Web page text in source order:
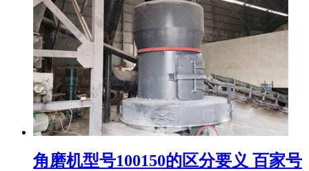
角磨机型号100150的区分要义 百家号